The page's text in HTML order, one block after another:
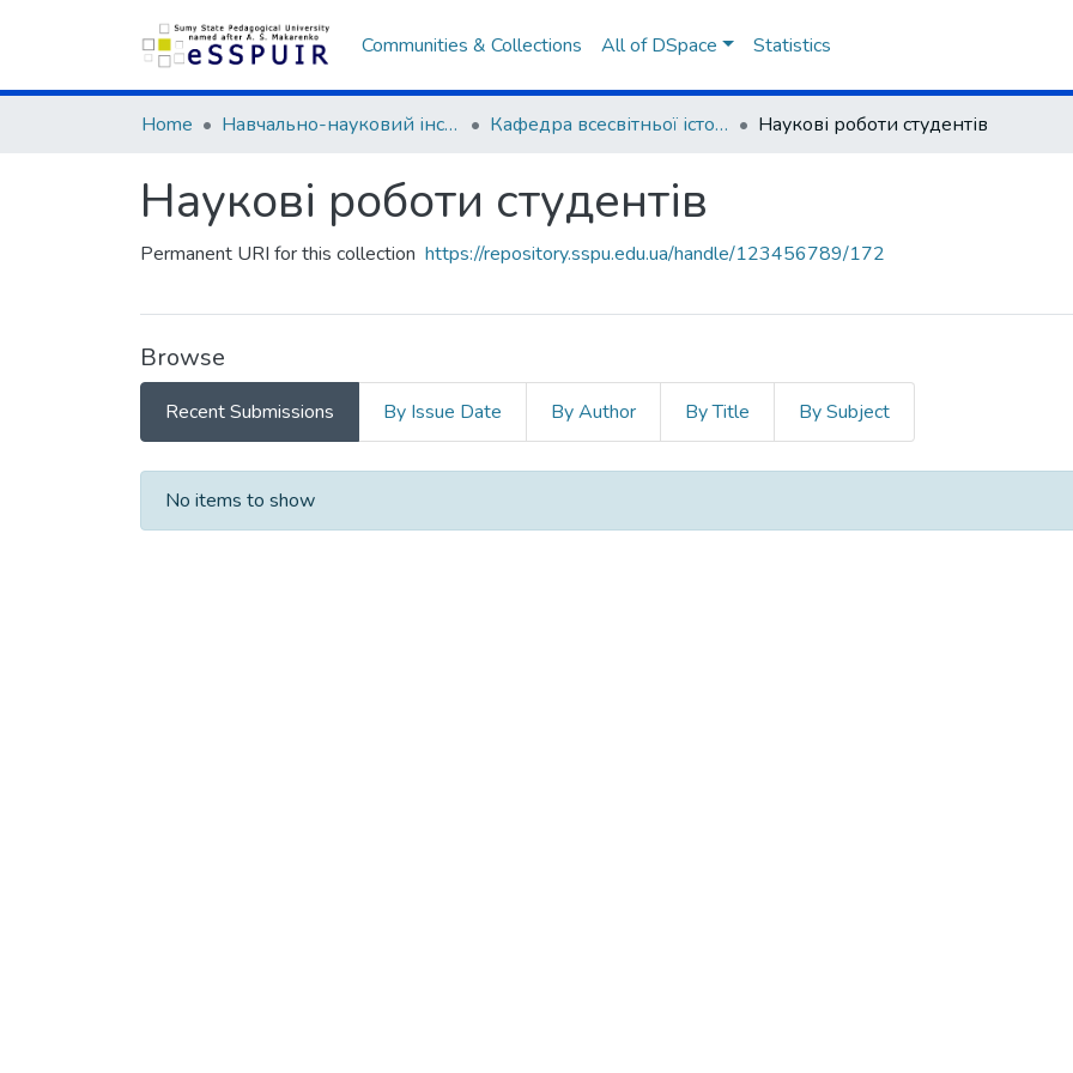
Communities & Collections All of DSpace Statistics
Home Навчально-науковий інститут історії, права та міжнародних відносин Кафедра всесвітньої історії, міжнародних відносин та методики навчання історичних дисциплін Наукові роботи студентів
Наукові роботи студентів
Permanent URI for this collection https://repository.sspu.edu.ua/handle/123456789/172
Browse
Recent Submissions By Issue Date By Author By Title By Subject
Recent Submissions
No items to show